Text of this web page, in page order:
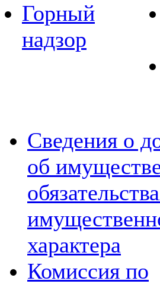
Горный
надзор
Сведения о
об
характера
Комиссия по